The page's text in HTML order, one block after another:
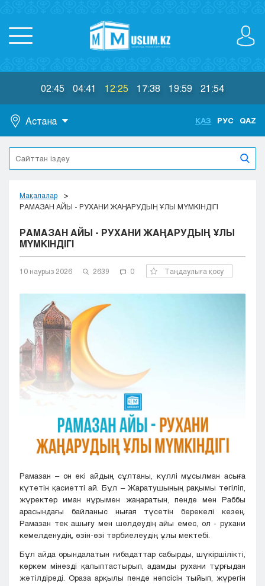
02:45 04:41 12:25 17:38 19:59 21:54
Астана
Астана
Алматы
Актобе
Атырау
Караганда
Кокшетау
Кызылорда
Петропавловск
Семей
Талдыкорган
Тараз
Туркестан
Уральск
Усть-Каменогорск
ҚАЗ РУС QAZ
Мақалалар
РАМАЗАН АЙЫ - РУХАНИ ЖАҢАРУДЫҢ ҰЛЫ МҮМКІНДІГІ
РАМАЗАН АЙЫ - РУХАНИ ЖАҢАРУДЫҢ ҰЛЫ
МҮМКІНДІГІ
10 наурыз 2026 2639 0 Таңдаулыға қосу
Рамазан – он екі айдың сұлтаны, күллі мұсылман асыға
күтетін қасиетті ай. Бұл – Жаратушының рақымы төгіліп,
жүректер иман нұрымен жаңаратын, пенде мен Раббы
арасындағы байланыс нығая түсетін берекелі кезең.
Рамазан тек ашығу мен шөлдеудің айы емес, ол - рухани
кемелденудің, өзін-өзі тәрбиелеудің ұлы мектебі.
Бұл айда орындалатын ғибадаттар сабырды, шүкіршілікті,
көркем мінезді қалыптастырып, адамды рухани тұрғыдан
жетілдіреді. Ораза арқылы пенде нәпсісін тыйып, жүрегін